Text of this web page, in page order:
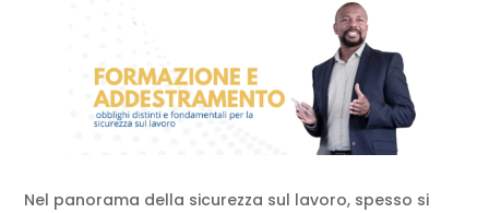
Nel panorama della sicurezza sul lavoro, spesso si